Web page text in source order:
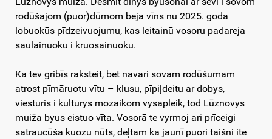
rodūšajom (puor)dūmom beja vīns nu 2025. goda
lobuokūs pīdzeivuojumu, kas leitainū vosoru padareja
saulainuoku i kruosainuoku.
Ka tev gribīs raksteit, bet navari sovam rodūšumam
atrost pīmāruotu vītu – klusu, pīpiļdeitu ar dobys,
viesturis i kulturys mozaikom vysapleik, tod Lūznovys
muiža byus eistuo vīta. Vosorā te vyrmoj ari prīceigi
satraucūša kuozu nūts, deļtam ka jaunī puori taišni ite